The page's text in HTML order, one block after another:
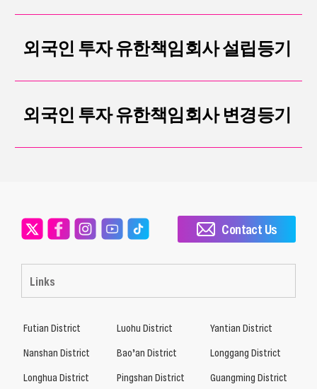
외국인 투자 유한책임회사 설립등기
외국인 투자 유한책임회사 변경등기
Links
Contact Us
Futian District Luohu District
Yantian District
Nanshan District
Bao’an District
Longgang District
Longhua District
Pingshan District Guangming District